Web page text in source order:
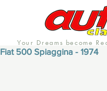
Your Dreams become
Fiat 500 Spiaggina - 1974